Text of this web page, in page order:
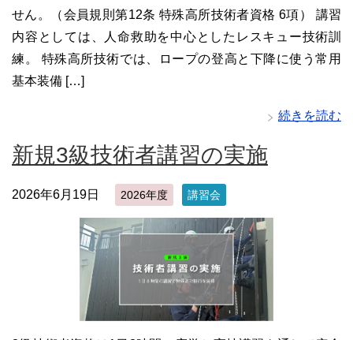
せん。（会員規則第12条 特殊高所技術者資格 6項） 講習
内容としては、人命救助を中心としたレスキュー技術訓
練。 特殊高所技術では、ロープの登高と下降に使う常用
基本装備 […]
続きを読む
新規3級技術者講習の実施
2026年6月19日 2026年度 講習会